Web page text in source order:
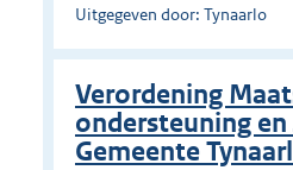
Uitgegeven door: Tynaarlo
Verordening
ondersteuning en
Gemeente